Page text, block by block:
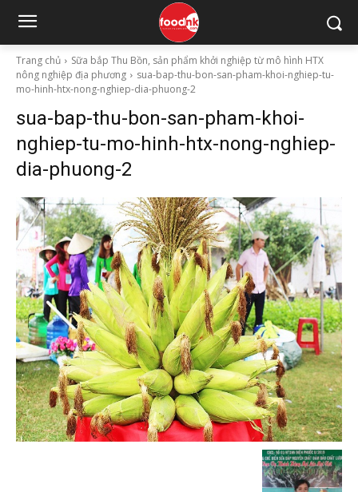
Trang chủ
Sữa bắp Thu Bồn, sản phẩm khởi nghiệp từ mô hình HTX
nông nghiệp địa phương
sua-bap-thu-bon-san-pham-khoi-nghiep-tu-
mo-hinh-htx-nong-nghiep-dia-phuong-2
sua-bap-thu-bon-san-pham-khoi-
nghiep-tu-mo-hinh-htx-nong-nghiep-
dia-phuong-2